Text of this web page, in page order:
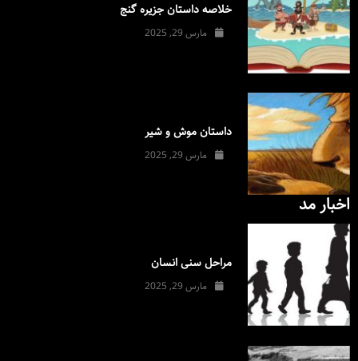
خلاصه داستان جزیره گنج
مارس 29, 2025
داستان موش و شیر
مارس 29, 2025
اخبار مد
مراحل سنی انسان
مارس 29, 2025